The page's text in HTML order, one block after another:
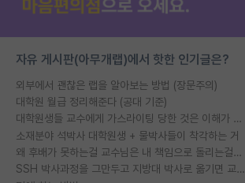
자유 게시판(아무개랩)에서 핫한 인기글은?
외부에서 괜찮은 랩을 알아보는 방법 (장문주의)
대학원 월급 정리해준다 (공대 기준)
대학원생들 교수에게 가스라이팅 당한 것은 이해가 갑니다. 안타깝네요.
소재분야 석박사 대학원생 + 물박사들이 착각하는 거
왜 후배가 못하는걸 교수님은 내 책임으로 돌리는걸까요?
SSH 박사과정을 그만두고 지방대 박사로 옮기면 교수의 꿈은 끝일까요?